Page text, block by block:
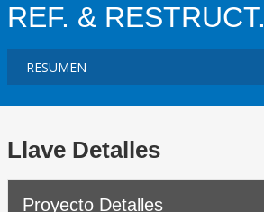
REF. & RESTRUCT.
Llave Detalles
Proyecto Detalles